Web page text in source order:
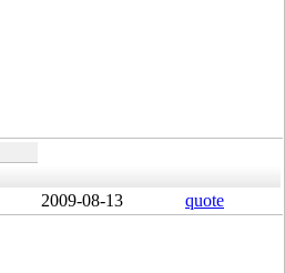
2009-08-13 quote